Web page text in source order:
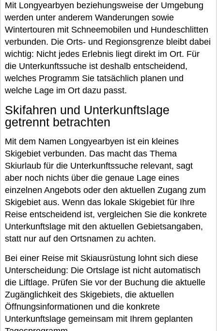
Mit Longyearbyen beziehungsweise der Umgebung
werden unter anderem Wanderungen sowie
Wintertouren mit Schneemobilen und Hundeschlitten
verbunden. Die Orts- und Regionsgrenze bleibt dabei
wichtig: Nicht jedes Erlebnis liegt direkt im Ort. Für
die Unterkunftssuche ist deshalb entscheidend,
welches Programm Sie tatsächlich planen und
welche Lage im Ort dazu passt.
Skifahren und Unterkunftslage
getrennt betrachten
Mit dem Namen Longyearbyen ist ein kleines
Skigebiet verbunden. Das macht das Thema
Skiurlaub für die Unterkunftssuche relevant, sagt
aber noch nichts über die genaue Lage eines
einzelnen Angebots oder den aktuellen Zugang zum
Skigebiet aus. Wenn das lokale Skigebiet für Ihre
Reise entscheidend ist, vergleichen Sie die konkrete
Unterkunftslage mit den aktuellen Gebietsangaben,
statt nur auf den Ortsnamen zu achten.
Bei einer Reise mit Skiausrüstung lohnt sich diese
Unterscheidung: Die Ortslage ist nicht automatisch
die Liftlage. Prüfen Sie vor der Buchung die aktuelle
Zugänglichkeit des Skigebiets, die aktuellen
Öffnungsinformationen und die konkrete
Unterkunftslage gemeinsam mit Ihrem geplanten